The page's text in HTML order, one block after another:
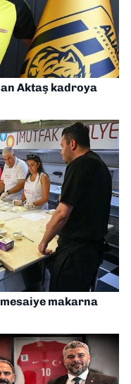
Aktaş kadroya
makarna